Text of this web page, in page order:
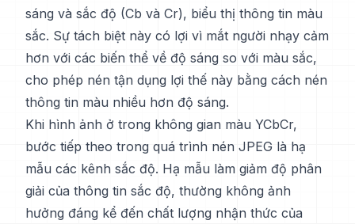
sáng và sắc độ (Cb và Cr), biểu thị thông tin màu
sắc. Sự tách biệt này có lợi vì mắt người nhạy cảm
hơn với các biến thể về độ sáng so với màu sắc,
cho phép nén tận dụng lợi thế này bằng cách nén
thông tin màu nhiều hơn độ sáng.
Khi hình ảnh ở trong không gian màu YCbCr,
bước tiếp theo trong quá trình nén JPEG là hạ
mẫu các kênh sắc độ. Hạ mẫu làm giảm độ phân
giải của thông tin sắc độ, thường không ảnh
hưởng đáng kể đến chất lượng nhận thức của